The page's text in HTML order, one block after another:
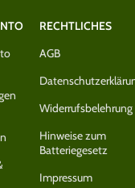
RECHTLICHES
AGB
Widerrufsbelehrung
Hinweise zum
Batteriegesetz
Impressum